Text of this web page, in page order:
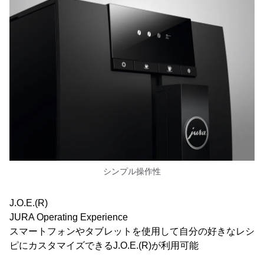
シンプル操作性
J.O.E.(R)
JURA Operating Experience
スマートフォンやタブレットを使用して自分の好きなレシ
ピにカスタマイズできるJ.O.E.(R)が利用可能